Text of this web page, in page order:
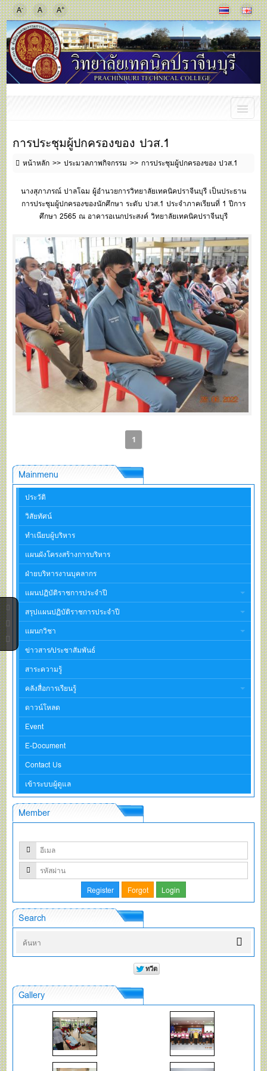
A- A A+
การประชุมผู้ปกครองของ ปวส.1
หน้าหลัก ประมวลภาพกิจกรรม การประชุมผู้ปกครองของ ปวส.1
นางสุภาภรณ์ ปาลโฉม ผู้อำนวยการวิทยาลัยเทคนิคปราจีนบุรี เป็นประธาน
การประชุมผู้ปกครองของนักศึกษา ระดับ ปวส.1 ประจำภาคเรียนที่ 1 ปีการ
ศึกษา 2565 ณ อาคารอเนกประสงค์ วิทยาลัยเทคนิคปราจีนบุรี
1
Mainmenu
ประวัติ
วิสัยทัศน์
ทำเนียบผู้บริหาร
แผนผังโครงสร้างการบริหาร
ฝ่ายบริหารงานบุคลากร
แผนปฏิบัติราชการประจำปี
สรุปแผนปฏิบัติราชการประจำปี
แผนกวิชา
ข่าวสาร/ประชาสัมพันธ์
สาระความรู้
คลังสื่อการเรียนรู้
ดาวน์โหลด
Event
E-Document
Contact Us
เข้าระบบผู้ดูแล
Member
Search
Gallery